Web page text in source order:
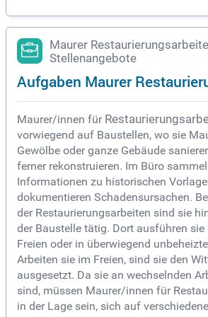
Maurer
Stellenangebote
Aufgaben Maurer
Maurer/innen für
vorwiegend auf Baustellen, wo sie
Gewölbe oder ganze Gebäude
ferner rekonstruieren. Im Büro
Informationen zu historischen
dokumentieren Schadensursachen.
der Restaurierungsarbeiten sind sie
der Baustelle tätig. Dort ausführen
Freien oder in überwiegend
Arbeiten sie im Freien, sind sie den
ausgesetzt. Da sie an wechselnden
sind, müssen Maurer/innen für
in der Lage sein, sich auf verschiedene